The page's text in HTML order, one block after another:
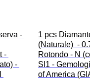
-
-
-
1 pcs
(Naturale)  -
Rotondo - N
SI1 -
of America